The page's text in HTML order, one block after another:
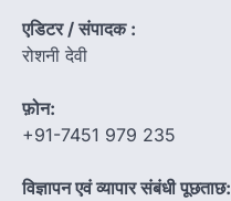
एडिटर / संपादक :
रोशनी देवी
फ़ोन:
+91-7451 979 235
विज्ञापन एवं व्यापार संबंधी पूछताछ: